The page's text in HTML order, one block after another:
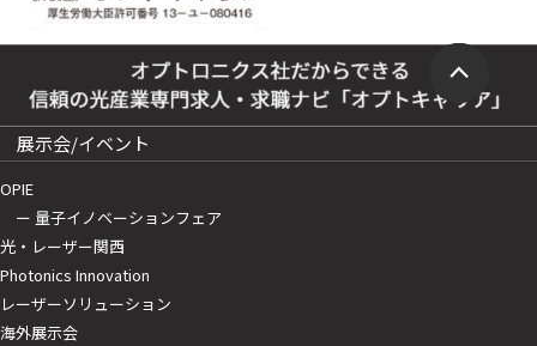
展示会/イベント
OPIE
ー 量子イノベーションフェア
光・レーザー関西
Photonics Innovation
レーザーソリューション
海外展示会